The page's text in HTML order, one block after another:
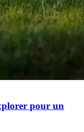
pour un